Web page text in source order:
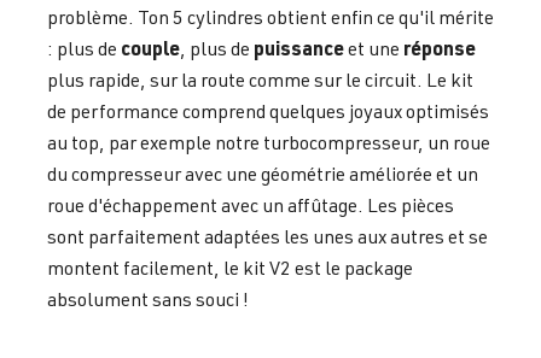
problème. Ton 5 cylindres obtient enfin ce qu'il mérite
: plus de couple, plus de puissanceet une réponse
plus rapide, sur la route comme sur le circuit. Le kit
de performance comprend quelques joyaux optimisés
au top, par exemple notre turbocompresseur, un roue
du compresseur avec une géométrie améliorée et un
roue d'échappement avec un affûtage. Les pièces
sont parfaitement adaptées les unes aux autres et se
montent facilement, le kit V2 est le package
absolument sans souci !